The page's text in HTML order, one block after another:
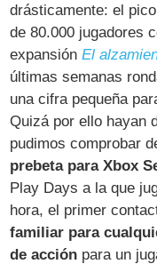
drásticamente: el
de 80.000 jugadores
expansiónEl
últimas semanas
una cifra pequeña
Quizá por ello hayan
pudimos comprobar
prebeta para Xbox
Play Days a la que
hora, el primer
familiar para
de acción para un